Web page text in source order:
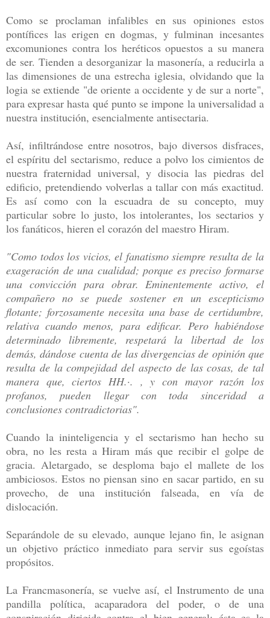
Como se proclaman infalibles en sus opiniones estos
pontífices las erigen en dogmas, y fulminan incesantes
excomuniones contra los heréticos opuestos a su manera
de ser. Tienden a desorganizar la masonería, a reducirla a
las dimensiones de una estrecha iglesia, olvidando que la
logia se extiende "de oriente a occidente y de sur a norte",
para expresar hasta qué punto se impone la universalidad a
nuestra institución, esencialmente antisectaria.
Así, infiltrándose entre nosotros, bajo diversos disfraces,
el espíritu del sectarismo, reduce a polvo los cimientos de
nuestra fraternidad universal, y disocia las piedras del
edificio, pretendiendo volverlas a tallar con más exactitud.
Es así como con la escuadra de su concepto, muy
particular sobre lo justo, los intolerantes, los sectarios y
los fanáticos, hieren el corazón del maestro Hiram.
"Como todos los vicios, el fanatismo siempre resulta de la
exageración de una cualidad; porque es preciso formarse
una convicción para obrar. Eminentemente activo, el
compañero no se puede sostener en un escepticismo
flotante; forzosamente necesita una base de certidumbre,
relativa cuando menos, para edificar. Pero habiéndose
determinado libremente, respetará la libertad de los
demás, dándose cuenta de las divergencias de opinión que
resulta de la compejidad del aspecto de las cosas, de tal
manera que, ciertos HH.·. , y con mayor razón los
profanos, pueden llegar con toda sinceridad a
conclusiones contradictorias".
Cuando la ininteligencia y el sectarismo han hecho su
obra, no les resta a Hiram más que recibir el golpe de
gracia. Aletargado, se desploma bajo el mallete de los
ambiciosos. Estos no piensan sino en sacar partido, en su
provecho, de una institución falseada, en vía de
dislocación.
Separándole de su elevado, aunque lejano fin, le asignan
un objetivo práctico inmediato para servir sus egoístas
propósitos.
La Francmasonería, se vuelve así, el Instrumento de una
pandilla política, acaparadora del poder, o de una